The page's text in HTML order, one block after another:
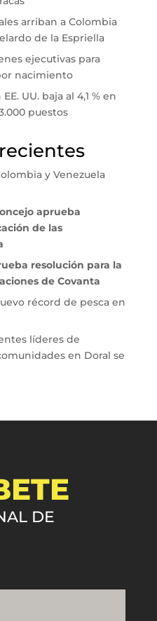
arriban a Colombia
de la Espriella
ejecutivas para
nacimiento
UU. baja al 4,1 % en
puestos
y Venezuela
aprueba
de las
resolución para la
de Covanta
récord de pesca en
líderes de
en Doral se
DE